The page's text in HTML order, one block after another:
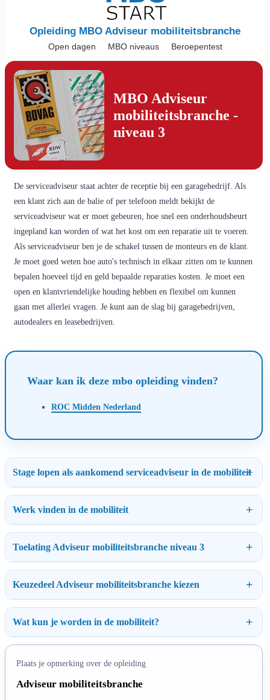
Opleiding MBO Adviseur mobiliteitsbranche
Open dagen MBO niveaus Beroepentest
MBO Adviseur
mobiliteitsbranche -
niveau 3
De serviceadviseur staat achter de receptie bij een garagebedrijf. Als
een klant zich aan de balie of per telefoon meldt bekijkt de
serviceadviseur wat er moet gebeuren, hoe snel een onderhoudsbeurt
ingepland kan worden of wat het kost om een reparatie uit te voeren.
Als serviceadviseur ben je de schakel tussen de monteurs en de klant.
Je moet goed weten hoe auto's technisch in elkaar zitten om te kunnen
bepalen hoeveel tijd en geld bepaalde reparaties kosten. Je moet een
open en klantvriendelijke houding hebben en flexibel om kunnen
gaan met allerlei vragen. Je kunt aan de slag bij garagebedrijven,
autodealers en leasebedrijven.
Waar kan ik deze mbo opleiding vinden?
ROC Midden Nederland
Stage lopen als aankomend serviceadviseur in de mobiliteit
Werk vinden in de mobiliteit
Toelating Adviseur mobiliteitsbranche niveau 3
Keuzedeel Adviseur mobiliteitsbranche kiezen
Wat kun je worden in de mobiliteit?
Plaats je opmerking over de opleiding
Adviseur mobiliteitsbranche